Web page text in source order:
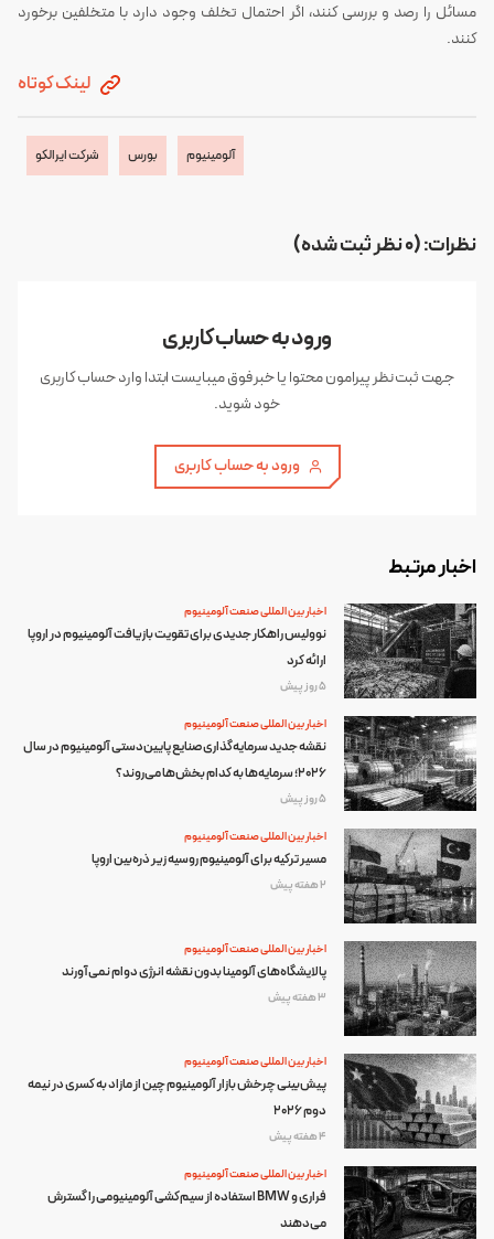
مسائل را رصد و بررسی کنند، اگر احتمال تخلف وجود دارد با متخلفین برخورد
کنند.
لینک کوتاه
آلومینیوم بورس شرکت ایرالکو
نظرات: (0 نظر ثبت شده)
ورود به حساب کاربری
جهت ثبت نظر پیرامون محتوا یا خبر فوق میبایست ابتدا وارد حساب کاربری
خود شوید.
ورود به حساب کاربری
اخبار مرتبط
اخبار بین المللی صنعت آلومینیوم
نوولیس راهکار جدیدی برای تقویت بازیافت آلومینیوم در اروپا
ارائه کرد
5 روز پیش
اخبار بین المللی صنعت آلومینیوم
نقشه جدید سرمایه‌گذاری صنایع پایین‌دستی آلومینیوم در سال
۲۰۲۶؛ سرمایه‌ها به کدام بخش‌ها می‌روند؟
5 روز پیش
اخبار بین المللی صنعت آلومینیوم
مسیر ترکیه برای آلومینیوم روسیه زیر ذره‌بین اروپا
2 هفته پیش
اخبار بین المللی صنعت آلومینیوم
پالایشگاه‌های آلومینا بدون نقشه انرژی دوام نمی‌آورند
3 هفته پیش
اخبار بین المللی صنعت آلومینیوم
پیش‌بینی چرخش بازار آلومینیوم چین از مازاد به کسری در نیمه
دوم ۲۰۲۶
4 هفته پیش
اخبار بین المللی صنعت آلومینیوم
فراری و BMW استفاده از سیم‌کشی آلومینیومی را گسترش
می‌دهند